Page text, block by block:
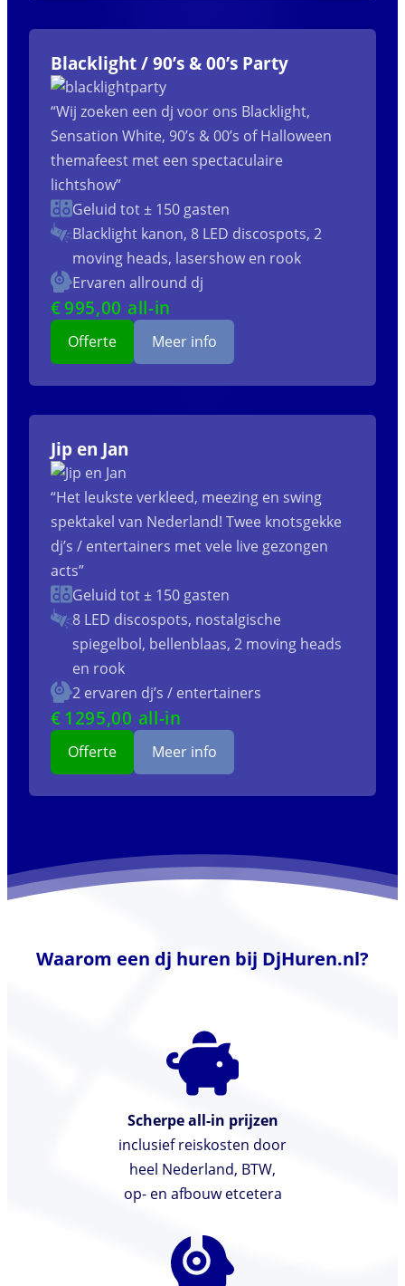
Blacklight / 90’s & 00’s Party
“Wij zoeken een dj voor ons Blacklight,
Sensation White, 90’s & 00’s of Halloween
themafeest met een spectaculaire
lichtshow”
Geluid tot ± 150 gasten
Blacklight kanon, 8 LED discospots, 2
moving heads, lasershow en rook
Ervaren allround dj
€995,00 all-in
Offerte Meer info
Jip en Jan
“Het leukste verkleed, meezing en swing
spektakel van Nederland! Twee knotsgekke
dj’s / entertainers met vele live gezongen
acts”
Geluid tot ± 150 gasten
8 LED discospots, nostalgische
spiegelbol, bellenblaas, 2 moving heads
en rook
2 ervaren dj’s / entertainers
€ 1295,00 all-in
Offerte Meer info
Waarom een dj huren bij DjHuren.nl?
Scherpe all-in prijzen
inclusief reiskosten door
heel Nederland, BTW,
op- en afbouw etcetera